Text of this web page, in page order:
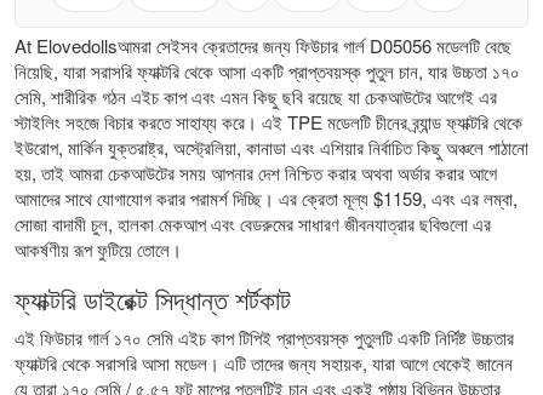
At Elovedollsআমরা সেইসব ক্রেতাদের জন্য ফিউচার গার্ল D05056 মডেলটি বেছে
নিয়েছি, যারা সরাসরি ফ্যাক্টরি থেকে আসা একটি প্রাপ্তবয়স্ক পুতুল চান, যার উচ্চতা ১৭০
সেমি, শারীরিক গঠন এইচ কাপ এবং এমন কিছু ছবি রয়েছে যা চেকআউটের আগেই এর
স্টাইলিং সহজে বিচার করতে সাহায্য করে। এই TPE মডেলটি চীনের ব্র্যান্ড ফ্যাক্টরি থেকে
ইউরোপ, মার্কিন যুক্তরাষ্ট্র, অস্ট্রেলিয়া, কানাডা এবং এশিয়ার নির্বাচিত কিছু অঞ্চলে পাঠানো
হয়, তাই আমরা চেকআউটের সময় আপনার দেশ নিশ্চিত করার অথবা অর্ডার করার আগে
আমাদের সাথে যোগাযোগ করার পরামর্শ দিচ্ছি। এর ক্রেতা মূল্য $1159, এবং এর লম্বা,
সোজা বাদামী চুল, হালকা মেকআপ এবং বেডরুমের সাধারণ জীবনযাত্রার ছবিগুলো এর
আকর্ষণীয় রূপ ফুটিয়ে তোলে।
ফ্যাক্টরি ডাইরেক্ট সিদ্ধান্ত শর্টকাট
এই ফিউচার গার্ল ১৭০ সেমি এইচ কাপ টিপিই প্রাপ্তবয়স্ক পুতুলটি একটি নির্দিষ্ট উচ্চতার
ফ্যাক্টরি থেকে সরাসরি আসা মডেল। এটি তাদের জন্য সহায়ক, যারা আগে থেকেই জানেন
যে তারা ১৭০ সেমি / ৫.৫৭ ফুট মাপের পুতুলটিই চান এবং একই পৃষ্ঠায় বিভিন্ন উচ্চতার